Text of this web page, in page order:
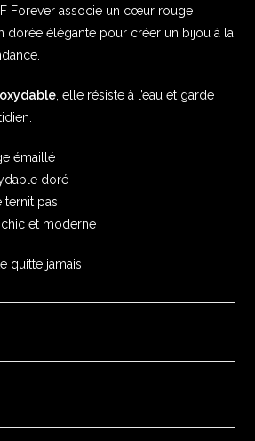
Forever associe un cœur rouge
dorée élégante pour créer un bijou à la
, elle résiste à l’eau et garde
émaillé
doré
ternit pas
chic et moderne
quitte jamais